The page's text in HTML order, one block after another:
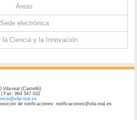
Áreas
Sede electrónica
la Ciencia y la Innovación
Vila-real (Castelló)
Fax: 964 547 032
real.es
de notificaciones: notificaciones@vila-real.es